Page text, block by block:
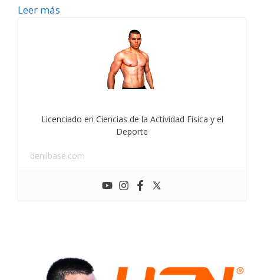
Leer más
Licenciado en Ciencias de la Actividad Física y el
Deporte
denilbase.com